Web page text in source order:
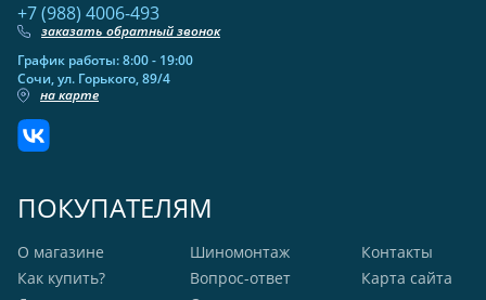
+7 (988) 4006-493
заказать обратный звонок
График работы: 8:00 - 19:00
Сочи, ул. Горького, 89/4
на карте
ПОКУПАТЕЛЯМ
О магазине
Как купить?
Шиномонтаж
Вопрос-ответ
Контакты
Карта сайта